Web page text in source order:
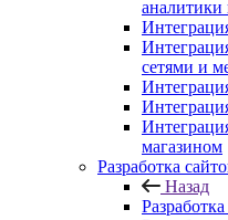
аналитики
сетями и
магазином
Разработка
Назад